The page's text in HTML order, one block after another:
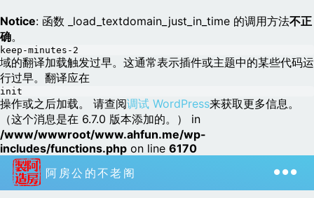
Notice: 函数 _load_textdomain_just_in_time 的调用方法不正
确。
keep-minutes-2
域的翻译加载触发过早。这通常表示插件或主题中的某些代码运
行过早。翻译应在
init
操作或之后加载。 请查阅调试 WordPress来获取更多信息。
（这个消息是在 6.7.0 版本添加的。） in
/www/wwwroot/www.ahfun.me/wp-
includes/functions.php on line 6170
阿房公的不老阁